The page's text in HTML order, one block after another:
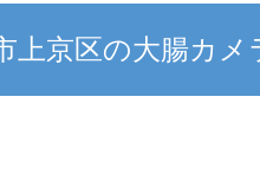
上京区の大腸カメ